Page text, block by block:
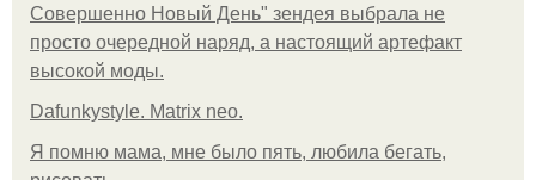
Совершенно Новый День" зендея выбрала не
просто очередной наряд, а настоящий артефакт
высокой моды.
Dafunkystyle. Matrix neo.
Я помню мама, мне было пять, любила бегать,